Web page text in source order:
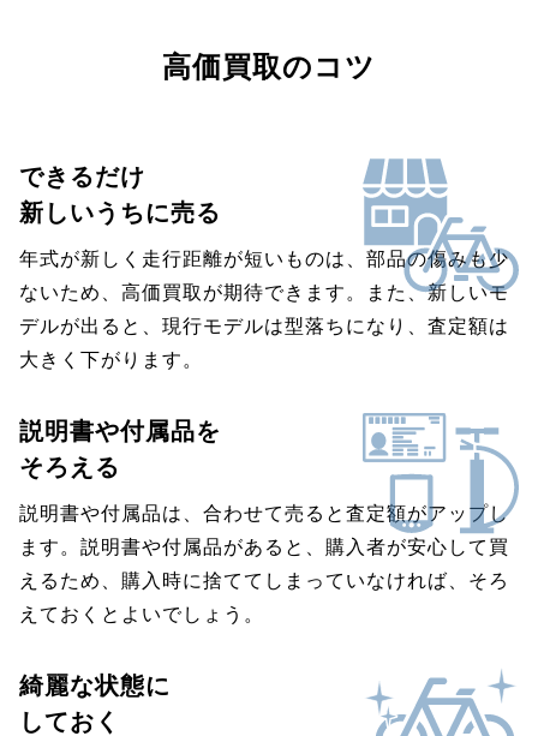
高価買取のコツ
できるだけ
新しいうちに売る
年式が新しく走行距離が短いものは、部品の傷みも少
ないため、高価買取が期待できます。また、新しいモ
デルが出ると、現行モデルは型落ちになり、査定額は
大きく下がります。
説明書や付属品を
そろえる
説明書や付属品は、合わせて売ると査定額がアップし
ます。説明書や付属品があると、購入者が安心して買
えるため、購入時に捨ててしまっていなければ、そろ
えておくとよいでしょう。
綺麗な状態に
しておく